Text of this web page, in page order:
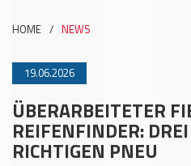
HOME / NEWS
19.06.2026
ÜBERARBEITETER
REIFENFINDER:
RICHTIGEN PNEU